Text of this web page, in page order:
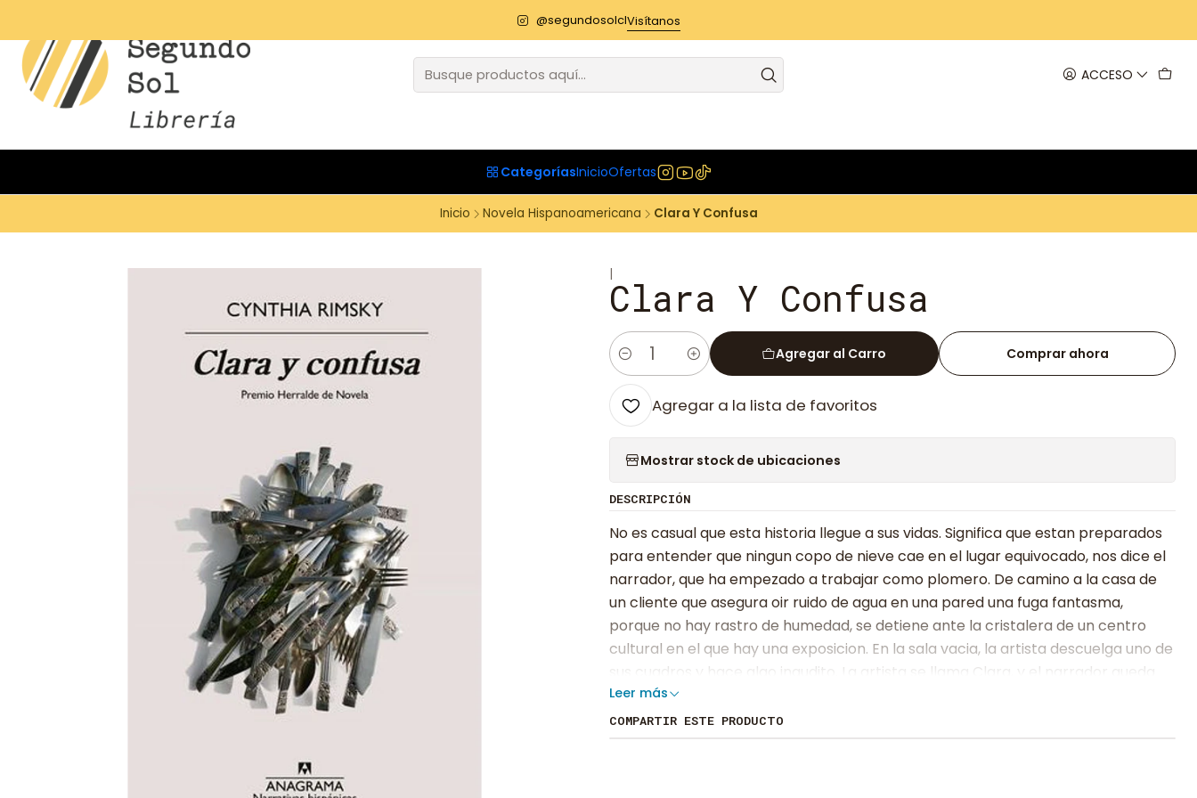
ACCESO
CategoríasInicioOfertas
@segundosolclVisítanos
Inicio Novela Hispanoamericana Clara Y Confusa
|
Clara Y Confusa
Cantidad
Agregar al Carro Comprar ahora
Agregar a la lista de favoritos
Mostrar stock de ubicaciones
DESCRIPCIÓN
No es casual que esta historia llegue a sus vidas. Significa que estan preparados
para entender que ningun copo de nieve cae en el lugar equivocado, nos dice el
narrador, que ha empezado a trabajar como plomero. De camino a la casa de
un cliente que asegura oir ruido de agua en una pared una fuga fantasma,
porque no hay rastro de humedad, se detiene ante la cristalera de un centro
cultural en el que hay una exposicion. En la sala vacia, la artista descuelga uno de
sus cuadros y hace algo inaudito. La artista se llama Clara, y el narrador queda
atrapado por esa accion, que sera el inicio de una historia de amor y
dependencia con limites torturantes. Al mismo tiempo, el protagonista descubre
los turbios tejemanejes de la cupula del gremio de plomeros, en el que acaba de
Leer más
COMPARTIR ESTE PRODUCTO